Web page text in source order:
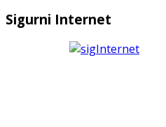
Sigurni Internet